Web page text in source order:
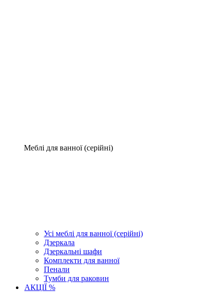
Меблі для ванної (серійні)
Усі меблі для ванної (серійні)
Дзеркала
Дзеркальні шафи
Комплекти для ванної
Пенали
Тумби для раковин
АКЦІЇ %